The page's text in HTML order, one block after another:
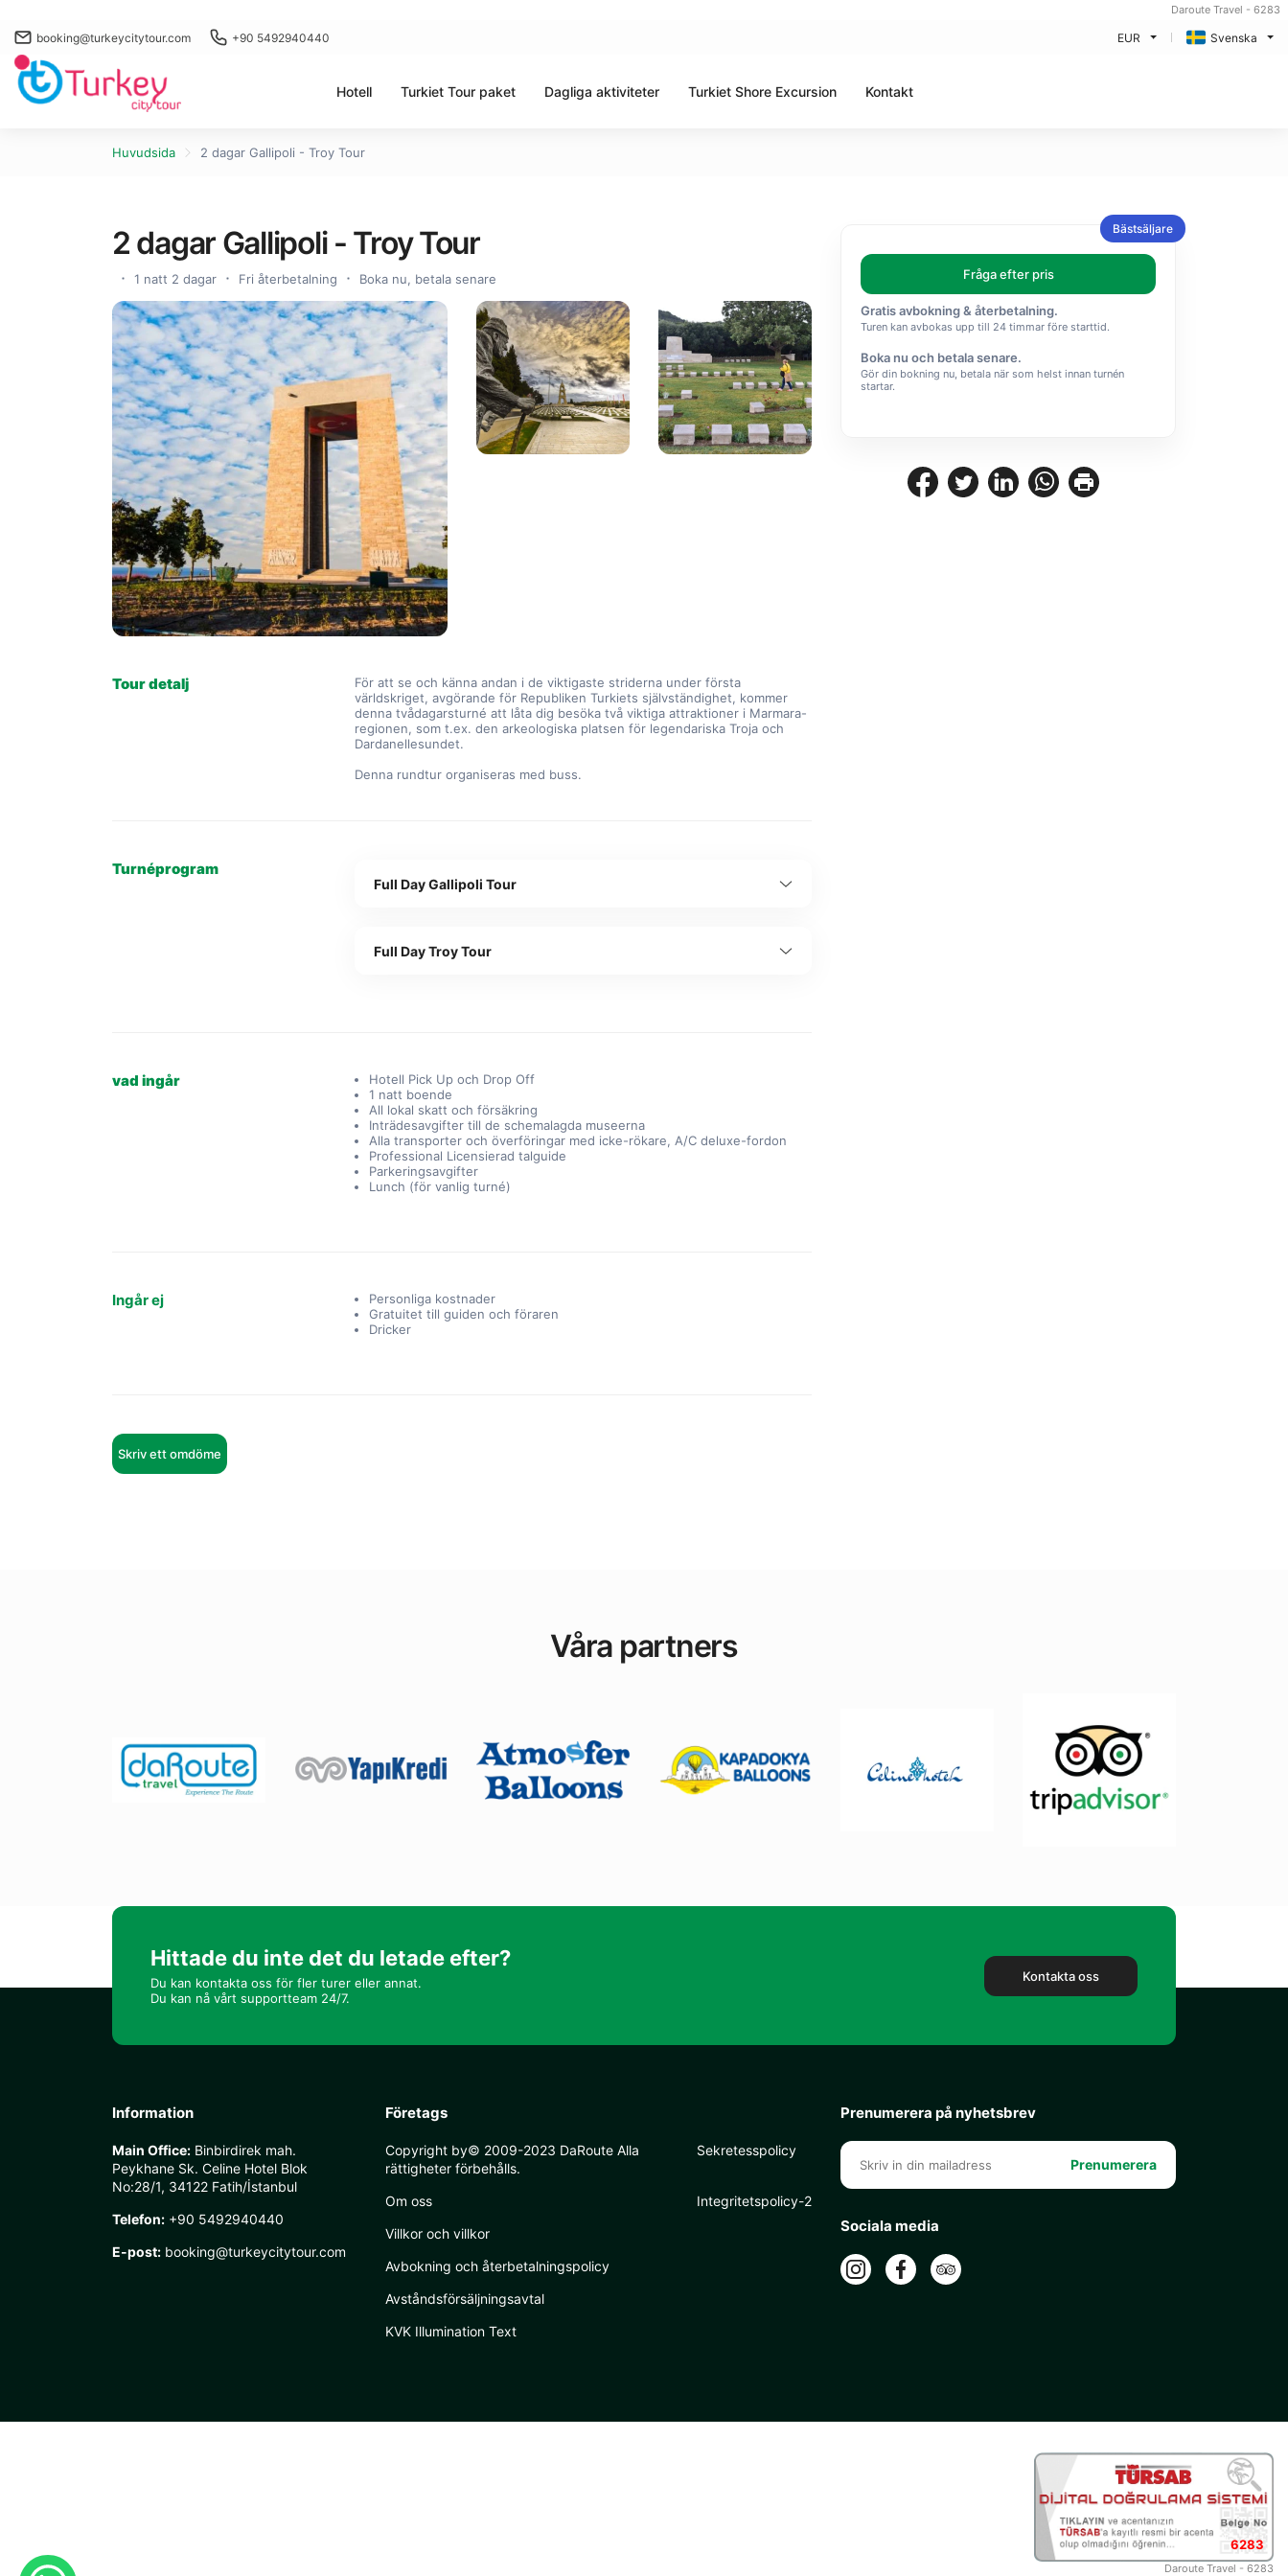
Daroute Travel - 6283
booking@turkeycitytour.com +90 5492940440 EUR Svenska
Hotell Turkiet Tour paket Dagliga aktiviteter Turkiet Shore Excursion Kontakt
Huvudsida 2 dagar Gallipoli - Troy Tour
2 dagar Gallipoli - Troy Tour
1 natt 2 dagar Fri återbetalning Boka nu, betala senare
Tour detalj
För att se och känna andan i de viktigaste striderna under första
världskriget, avgörande för Republiken Turkiets självständighet, kommer
denna tvådagarsturné att låta dig besöka två viktiga attraktioner i Marmara-
regionen, som t.ex. den arkeologiska platsen för legendariska Troja och
Dardanellesundet.
Denna rundtur organiseras med buss.
Turnéprogram
Full Day Gallipoli Tour
Full Day Troy Tour
vad ingår
Hotell Pick Up och Drop Off
1 natt boende
All lokal skatt och försäkring
Inträdesavgifter till de schemalagda museerna
Alla transporter och överföringar med icke-rökare, A/C deluxe-fordon
Professional Licensierad talguide
Parkeringsavgifter
Lunch (för vanlig turné)
Ingår ej
Personliga kostnader
Gratuitet till guiden och föraren
Dricker
Skriv ett omdöme
Bästsäljare
Fråga efter pris
Gratis avbokning & återbetalning.
Turen kan avbokas upp till 24 timmar före starttid.
Boka nu och betala senare.
Gör din bokning nu, betala när som helst innan turnén
startar.
Våra partners
Hittade du inte det du letade efter?
Du kan kontakta oss för fler turer eller annat.
Du kan nå vårt supportteam 24/7.
Kontakta oss
Information
Main Office: Binbirdirek mah.
Peykhane Sk. Celine Hotel Blok
No:28/1, 34122 Fatih/İstanbul
Telefon: +90 5492940440
E-post: booking@turkeycitytour.com
Företags
Copyright by© 2009-2023 DaRoute Alla
rättigheter förbehålls.
Om oss
Villkor och villkor
Avbokning och återbetalningspolicy
Avståndsförsäljningsavtal
KVK Illumination Text
Sekretesspolicy
Integritetspolicy-2
Prenumerera på nyhetsbrev
Prenumerera
Sociala media
6283
Daroute Travel - 6283